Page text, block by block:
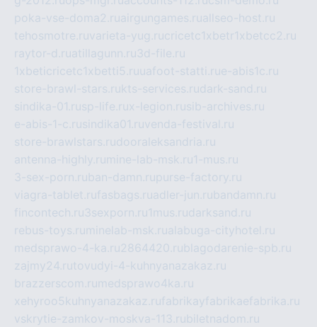
poka-vse-doma2.ruairgungames.ruallseo-host.ru
tehosmotre.ruvarieta-yug.rucricetc1xbetr1xbetcc2.ru
raytor-d.ruatillagunn.ru3d-file.ru
1xbeticricetc1xbetti5.ruuafoot-statti.rue-abis1c.ru
store-brawl-stars.rukts-services.rudark-sand.ru
sindika-01.rusp-life.rux-legion.rusib-archives.ru
e-abis-1-c.rusindika01.ruvenda-festival.ru
store-brawlstars.rudooraleksandria.ru
antenna-highly.ru mine-lab-msk.ru1-mus.ru
3-sex-porn.ruban-damn.rupurse-factory.ru
viagra-tablet.rufasbags.ruadler-jun.rubandamn.ru
fincontech.ru3sexporn.ru1mus.rudarksand.ru
rebus-toys.ru minelab-msk.rualabuga-cityhotel.ru
medsprawo-4-ka.ru2864420.rublagodarenie-spb.ru
zajmy24.rutovudyi-4-kuhnyanazakaz.ru
brazzerscom.ru medsprawo4ka.ru
xehyroo5kuhnyanazakaz.rufabrikayfabrikaefabrika.ru
vskrytie-zamkov-moskva-113.rubiletnadom.ru